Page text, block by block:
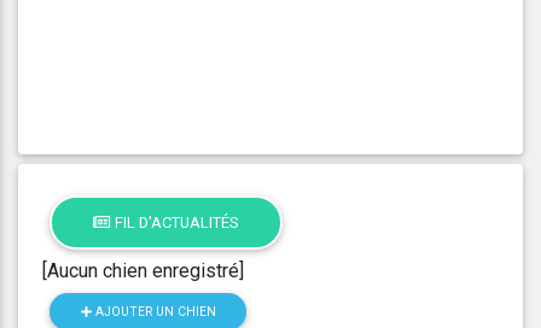
FIL D'ACTUALITÉS
[Aucun chien enregistré]
AJOUTER UN CHIEN